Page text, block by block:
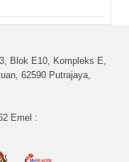
Blok E10, Kompleks E,
62590 Putrajaya,
Emel :